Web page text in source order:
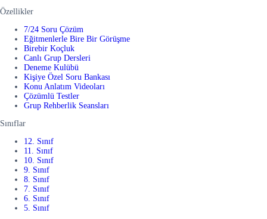
Özellikler
7/24 Soru Çözüm
Eğitmenlerle Bire Bir Görüşme
Birebir Koçluk
Canlı Grup Dersleri
Deneme Kulübü
Kişiye Özel Soru Bankası
Konu Anlatım Videoları
Çözümlü Testler
Grup Rehberlik Seansları
Sınıflar
12. Sınıf
11. Sınıf
10. Sınıf
9. Sınıf
8. Sınıf
7. Sınıf
6. Sınıf
5. Sınıf